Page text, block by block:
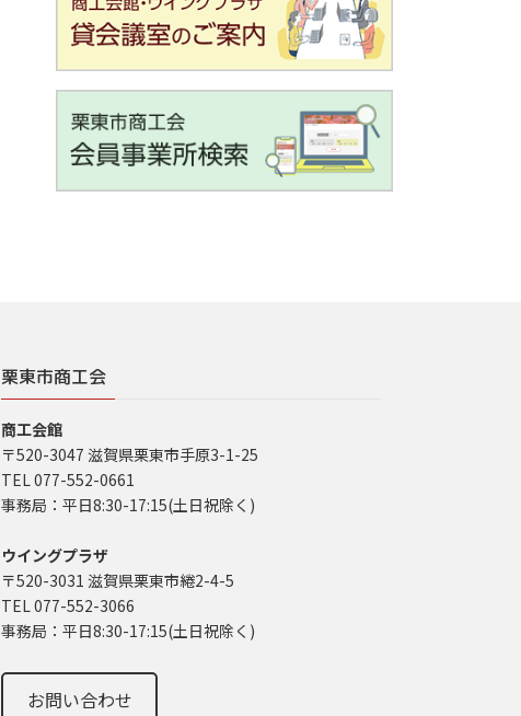
栗東市商工会
商工会館
〒520-3047 滋賀県栗東市手原3-1-25
TEL 077-552-0661
事務局：平日8:30-17:15(土日祝除く)
ウイングプラザ
〒520-3031 滋賀県栗東市綣2-4-5
TEL 077-552-3066
事務局：平日8:30-17:15(土日祝除く)
お問い合わせ